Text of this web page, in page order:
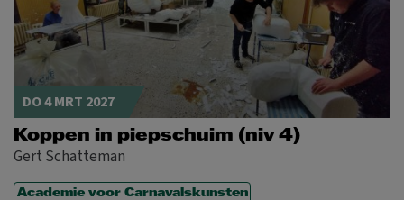
DO 4 MRT 2027
Koppen in piepschuim (niv 4)
Gert Schatteman
Academie voor Carnavalskunsten